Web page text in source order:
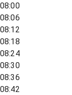
08:00
08:06
08:12
08:18
08:24
08:30
08:36
08:42